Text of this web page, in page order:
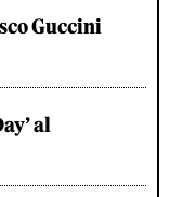
Guccini
al